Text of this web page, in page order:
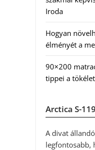
Iroda
Hogyan
élményét a
90×200
tippei a
Arctica S-119
A divat
legfontosabb,